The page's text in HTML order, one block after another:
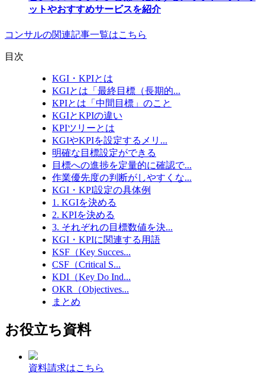
ットやおすすめサービスを紹介
コンサルの関連記事一覧はこちら
目次
KGI・KPIとは
KGIとは「最終目標（長期的...
KPIとは「中間目標」のこと
KGIとKPIの違い
KPIツリーとは
KGIやKPIを設定するメリ...
明確な目標設定ができる
目標への進捗を定量的に確認で...
作業優先度の判断がしやすくな...
KGI・KPI設定の具体例
1. KGIを決める
2. KPIを決める
3. それぞれの目標数値を決...
KGI・KPIに関連する用語
KSF（Key Succes...
CSF（Critical S...
KDI（Key Do Ind...
OKR（Objectives...
まとめ
お役立ち資料
資料請求はこちら